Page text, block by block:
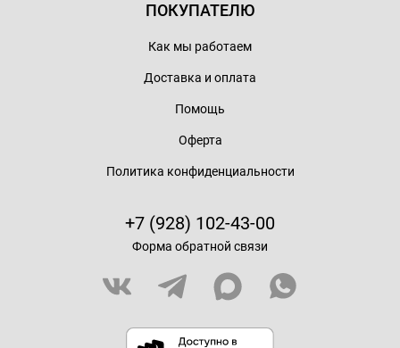
ПОКУПАТЕЛЮ
Как мы работаем
Доставка и оплата
Помощь
Оферта
Политика конфиденциальности
+7 (928) 102-43-00
Форма обратной связи